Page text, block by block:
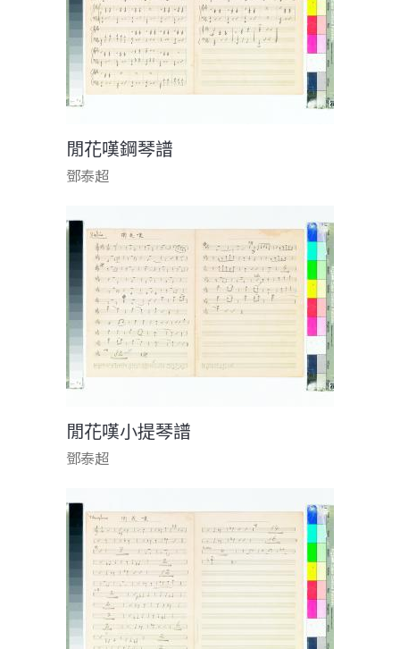
閒花嘆鋼琴譜
鄧泰超
閒花嘆小提琴譜
鄧泰超